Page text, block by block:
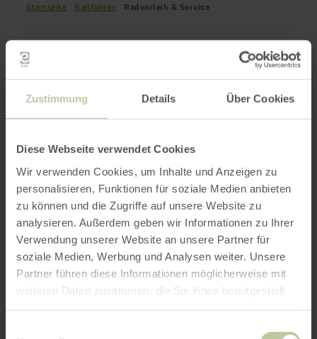
Zustimmung Details Über Cookies
Diese Webseite verwendet Cookies
Wir verwenden Cookies, um Inhalte und Anzeigen zu
personalisieren, Funktionen für soziale Medien anbieten
zu können und die Zugriffe auf unsere Website zu
analysieren. Außerdem geben wir Informationen zu Ihrer
Verwendung unserer Website an unsere Partner für
soziale Medien, Werbung und Analysen weiter. Unsere
Partner führen diese Informationen möglicherweise mit
weiteren Daten zusammen, die Sie ihnen bereitgestellt
Startseite Radfahren Radverleih & Service
Fahrradverleih,
Servicestationen
und geführte
Touren
Mountainbike oder Tourenrad? E-Bike oder Bio-
Bike? Bei unseren Fahrradverleihstationen
findest du sicherlich das passende Zweirad und